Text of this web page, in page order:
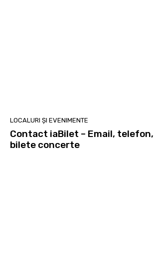
LOCALURI ȘI EVENIMENTE
Contact iaBilet – Email,
bilete concerte